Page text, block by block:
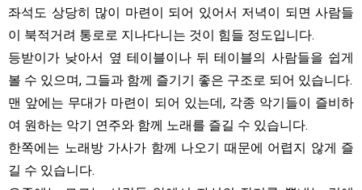
좌석도 상당히 많이 마련이 되어 있어서 저녁이 되면 사람들
이 북적거려 통로로 지나다니는 것이 힘들 정도입니다.
등받이가 낮아서 옆 테이블이나 뒤 테이블의 사람들을 쉽게
볼 수 있으며, 그들과 함께 즐기기 좋은 구조로 되어 있습니다.
맨 앞에는 무대가 마련이 되어 있는데, 각종 악기들이 즐비하
여 원하는 악기 연주와 함께 노래를 즐길 수 있습니다.
한쪽에는 노래방 가사가 함께 나오기 때문에 어렵지 않게 즐
길 수 있습니다.